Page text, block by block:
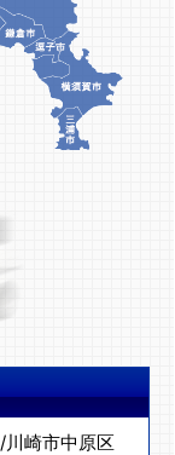
/川崎市中原区